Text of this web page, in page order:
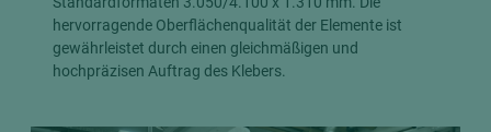
hervorragende Oberflächenqualität der Elemente ist
gewährleistet durch einen gleichmäßigen und
hochpräzisen Auftrag des Klebers.